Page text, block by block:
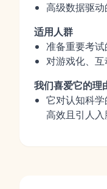
高级数据驱
适用人群
准备重要考
对游戏化、
我们喜爱它的理
它对认知科
高效且引人入